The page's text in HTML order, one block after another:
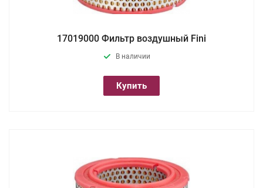
17019000 Фильтр воздушный Fini
В наличии
Купить